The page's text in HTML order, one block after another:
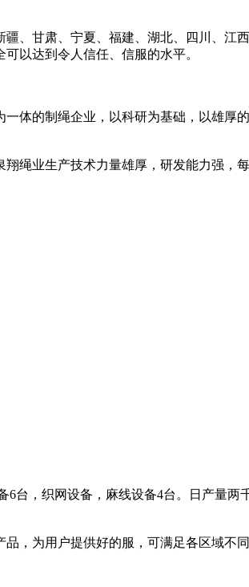
、甘肃、宁夏、福建、湖北、四川、江
以达到令人信任、信服的水平。
体的制绳企业，以科研为基础，以雄厚
绳业生产技术力量雄厚，研发能力强，
6台，织网设备，麻线设备4台。日产量两
，为用户提供好的服，可满足各区域不